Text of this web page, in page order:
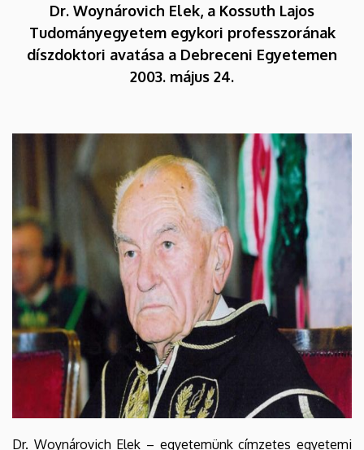
24.
EGYETEM
Dr. Woynárovich Elek, a Kossuth Lajos
Tudományegyetem egykori professzorának
díszdoktori avatása a Debreceni Egyetemen
2003. május 24.
Dr. Woynárovich Elek – egyetemünk címzetes egyetemi